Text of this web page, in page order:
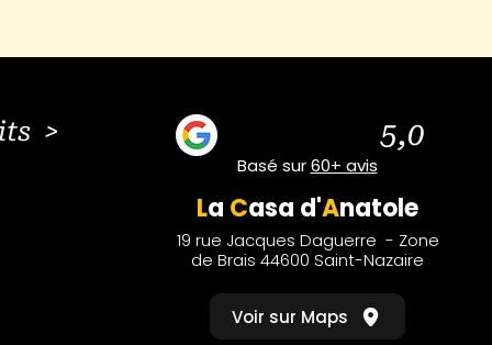
> 5,0
Basé sur60+ avis
La Casa d'Anatole
19 rue Jacques Daguerre - Zone
de Brais 44600 Saint-Nazaire
Voir sur Maps